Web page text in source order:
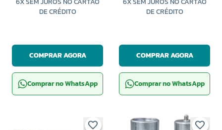
DE CRÉDITO
COMPRAR AGORA
Comprar no WhatsApp
DE CRÉDITO
COMPRAR AGORA
Comprar no WhatsApp